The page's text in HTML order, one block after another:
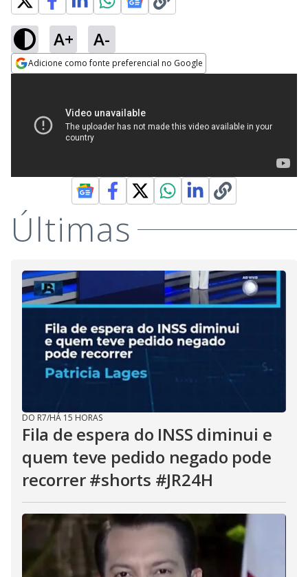
A+ A-
Adicione como fonte preferencial no Google
Últimas
DO R7/HÁ 15 HORAS
Fila de espera do INSS diminui e
quem teve pedido negado pode
recorrer #shorts #JR24H